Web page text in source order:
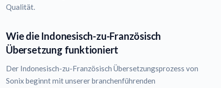
Qualität.
Wie die Indonesisch-zu-Französisch
Übersetzung funktioniert
Der Indonesisch-zu-Französisch Übersetzungsprozess von
Sonix beginnt mit unserer branchenführenden